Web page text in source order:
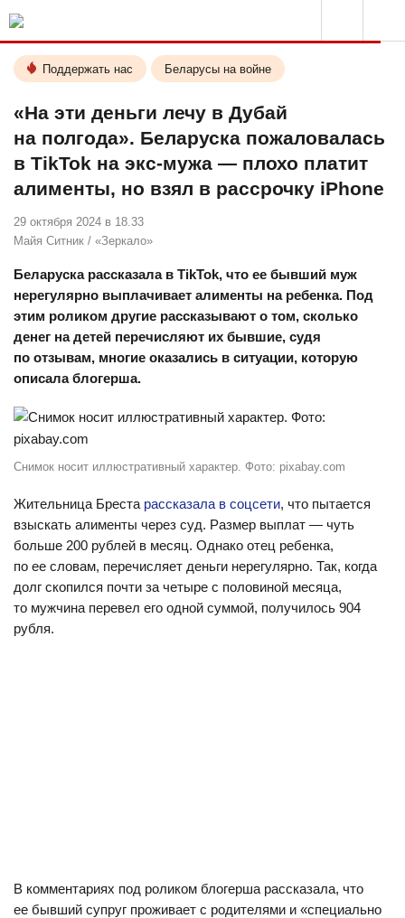
Поддержать нас Беларусы на войне
«На эти деньги лечу в Дубай
на полгода». Беларуска пожаловалась
в TikTok на экс-мужа — плохо платит
алименты, но взял в рассрочку iPhone
29 октября 2024 в 18.33
Майя Ситник / «Зеркало»
Беларуска рассказала в TikTok, что ее бывший муж
нерегулярно выплачивает алименты на ребенка. Под
этим роликом другие рассказывают о том, сколько
денег на детей перечисляют их бывшие, судя
по отзывам, многие оказались в ситуации, которую
описала блогерша.
Снимок носит иллюстративный характер. Фото: pixabay.com
Жительница Бреста рассказала в соцсети, что пытается
взыскать алименты через суд. Размер выплат — чуть
больше 200 рублей в месяц. Однако отец ребенка,
по ее словам, перечисляет деньги нерегулярно. Так, когда
долг скопился почти за четыре с половиной месяца,
то мужчина перевел его одной суммой, получилось 904
рубля.
В комментариях под роликом блогерша рассказала, что
ее бывший супруг проживает с родителями и «специально